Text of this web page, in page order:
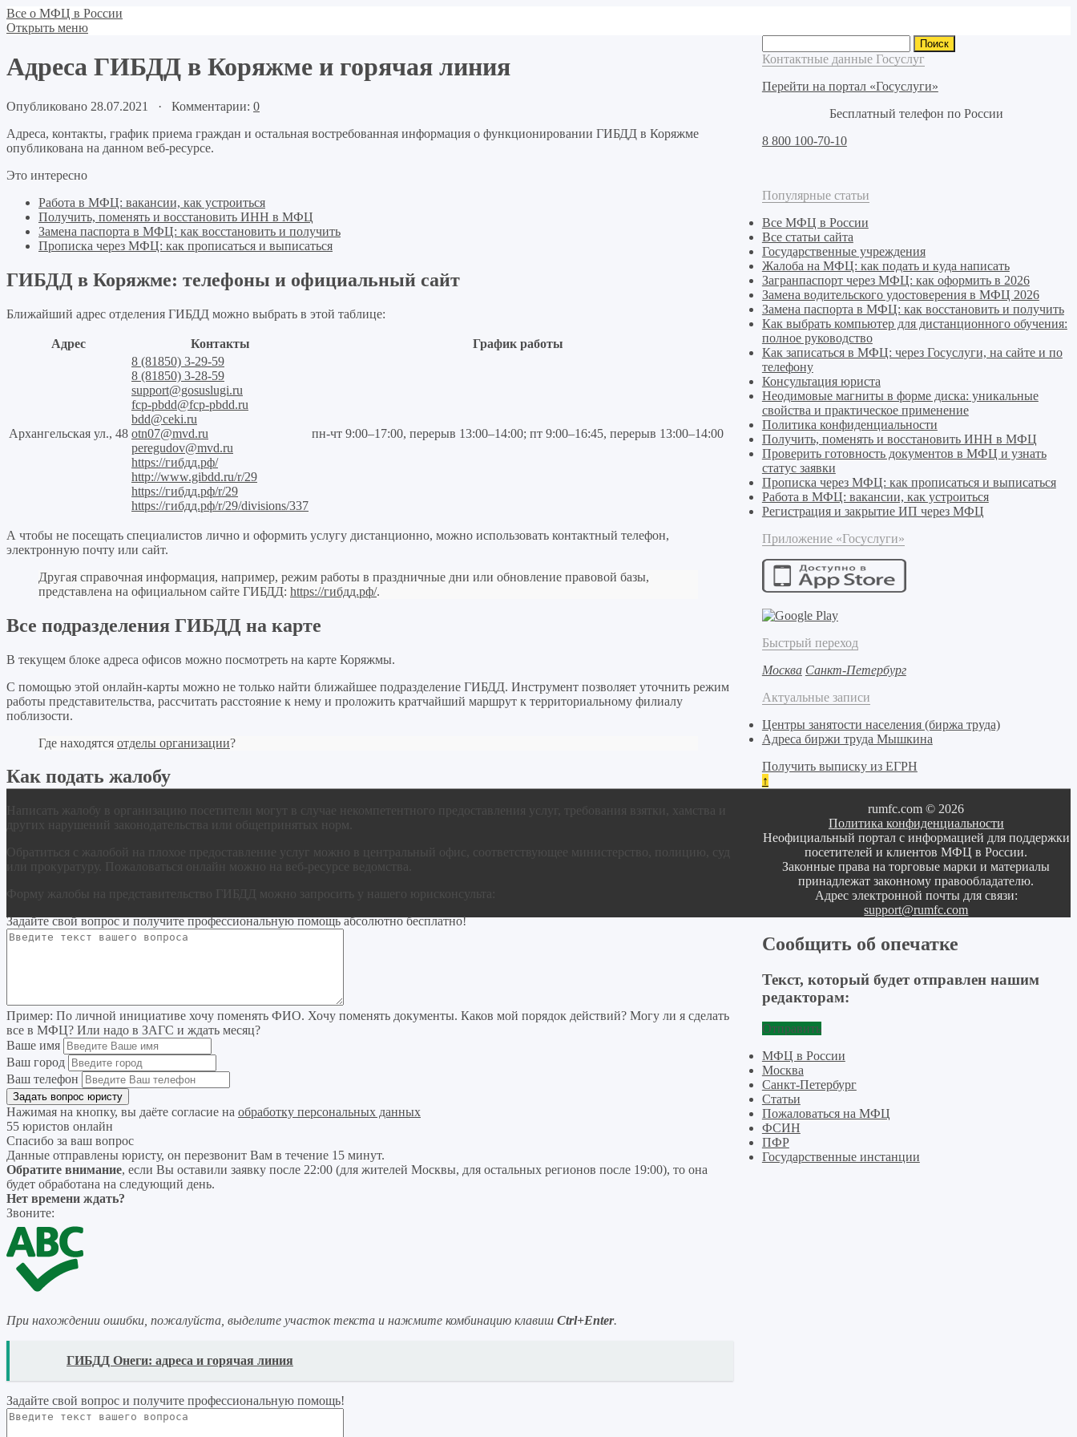
Все о МФЦ в России
Открыть меню
Адреса ГИБДД в Коряжме и горячая линия
Опубликовано 28.07.2021 · Комментарии: 0
Адреса, контакты, график приема граждан и остальная востребованная информация о функционировании ГИБДД в Коряжме
опубликована на данном веб-ресурсе.
Это интересно
Работа в МФЦ: вакансии, как устроиться
Получить, поменять и восстановить ИНН в МФЦ
Замена паспорта в МФЦ: как восстановить и получить
Прописка через МФЦ: как прописаться и выписаться
ГИБДД в Коряжме: телефоны и официальный сайт
Ближайший адрес отделения ГИБДД можно выбрать в этой таблице:
Адрес Контакты График работы
Архангельская ул., 48
8 (81850) 3-29-59
8 (81850) 3-28-59
support@gosuslugi.ru
fcp-pbdd@fcp-pbdd.ru
bdd@ceki.ru
otn07@mvd.ru
peregudov@mvd.ru
https://гибдд.рф/
http://www.gibdd.ru/r/29
https://гибдд.рф/r/29
https://гибдд.рф/r/29/divisions/337
пн-чт 9:00–17:00, перерыв 13:00–14:00; пт 9:00–16:45, перерыв 13:00–14:00
А чтобы не посещать специалистов лично и оформить услугу дистанционно, можно использовать контактный телефон,
электронную почту или сайт.
Другая справочная информация, например, режим работы в праздничные дни или обновление правовой базы,
представлена на официальном сайте ГИБДД: https://гибдд.рф/.
Все подразделения ГИБДД на карте
В текущем блоке адреса офисов можно посмотреть на карте Коряжмы.
С помощью этой онлайн-карты можно не только найти ближайшее подразделение ГИБДД. Инструмент позволяет уточнить режим
работы представительства, рассчитать расстояние к нему и проложить кратчайший маршрут к территориальному филиалу
поблизости.
Где находятся отделы организации?
Как подать жалобу
Написать жалобу в организацию посетители могут в случае некомпетентного предоставления услуг, требования взятки, хамства и
других нарушений законодательства или общепринятых норм.
Обратиться с жалобой на плохое предоставление услуг можно в центральный офис, соответствующее министерство, полицию, суд
или прокуратуру. Пожаловаться онлайн можно на веб-ресурсе ведомства.
Форму жалобы на представительство ГИБДД можно запросить у нашего юрисконсульта:
Задайте свой вопроси получите профессиональную помощьабсолютно бесплатно!
Пример: По личной инициативе хочу поменять ФИО. Хочу поменять документы. Каков мой порядок действий? Могу ли я сделать
все в МФЦ? Или надо в ЗАГС и ждать месяц?
Ваше имя
Ваш город
Ваш телефон
Нажимая на кнопку, вы даёте согласие на обработку персональных данных
55 юристов онлайн
Спасибо за ваш вопрос
Данные отправлены юристу, он перезвонит Вам в течение 15 минут.
Обратите внимание, если Вы оставили заявку после 22:00 (для жителей Москвы, для остальных регионов после 19:00), то она
будет обработана на следующий день.
Нет времени ждать?
Звоните:
При нахождении ошибки, пожалуйста, выделите участок текста и нажмите комбинацию клавиш Ctrl+Enter.
ГИБДД Онеги: адреса и горячая линия
Задайте свой вопрос и получите профессиональную помощь!
Контактные данные Госуслуг
Перейти на портал «Госуслуги»
Бесплатный телефон по России
8 800 100-70-10
Популярные статьи
Все МФЦ в России
Все статьи сайта
Государственные учреждения
Жалоба на МФЦ: как подать и куда написать
Загранпаспорт через МФЦ: как оформить в 2026
Замена водительского удостоверения в МФЦ 2026
Замена паспорта в МФЦ: как восстановить и получить
Как выбрать компьютер для дистанционного обучения:
полное руководство
Как записаться в МФЦ: через Госуслуги, на сайте и по
телефону
Консультация юриста
Неодимовые магниты в форме диска: уникальные
свойства и практическое применение
Политика конфиденциальности
Получить, поменять и восстановить ИНН в МФЦ
Проверить готовность документов в МФЦ и узнать
статус заявки
Прописка через МФЦ: как прописаться и выписаться
Работа в МФЦ: вакансии, как устроиться
Регистрация и закрытие ИП через МФЦ
Приложение «Госуслуги»
Быстрый переход
Москва Санкт-Петербург
Актуальные записи
Центры занятости населения (биржа труда)
Адреса биржи труда Мышкина
Получить выписку из ЕГРН
↑
rumfc.com © 2026
Политика конфиденциальности
Неофициальный портал с информацией для поддержки
посетителей и клиентов МФЦ в России.
Законные права на торговые марки и материалы
принадлежат законному правообладателю.
Адрес электронной почты для связи:
support@rumfc.com
Сообщить об опечатке
Текст, который будет отправлен нашим
редакторам:
Отправить
МФЦ в России
Москва
Санкт-Петербург
Статьи
Пожаловаться на МФЦ
ФСИН
ПФР
Государственные инстанции